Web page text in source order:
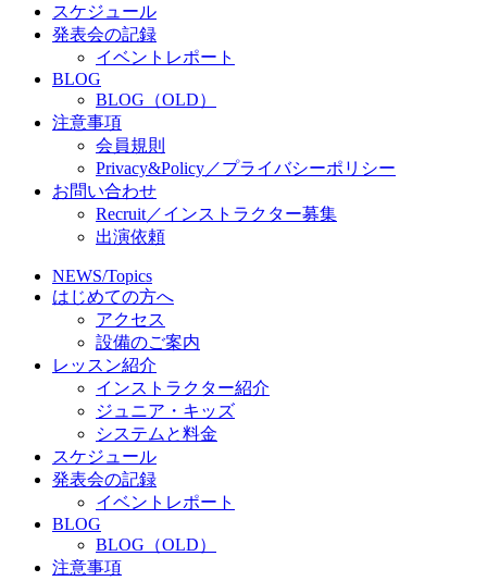
スケジュール
発表会の記録
イベントレポート
BLOG
BLOG（OLD）
注意事項
会員規則
Privacy&Policy／プライバシーポリシー
お問い合わせ
Recruit／インストラクター募集
出演依頼
NEWS/Topics
はじめての方へ
アクセス
設備のご案内
レッスン紹介
インストラクター紹介
ジュニア・キッズ
システムと料金
スケジュール
発表会の記録
イベントレポート
BLOG
BLOG（OLD）
注意事項